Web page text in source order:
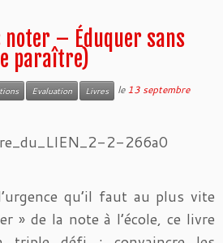
noter – Éduquer sans
paraître)
Evaluation Livres le13 septembre
2-266a0
qu’il faut au plus vite
» de la note à l’école, ce livre